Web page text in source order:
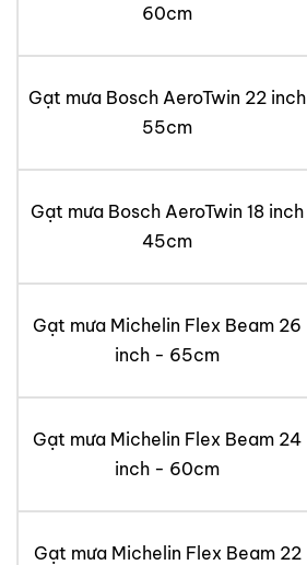
60cm
Gạt mưa Bosch AeroTwin 22 inch
55cm
Gạt mưa Bosch AeroTwin 18 inch
45cm
Gạt mưa Michelin Flex Beam 26
inch - 65cm
Gạt mưa Michelin Flex Beam 24
inch - 60cm
Gạt mưa Michelin Flex Beam 22